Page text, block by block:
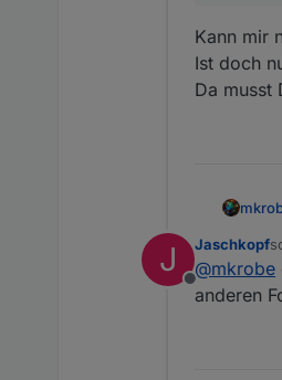
Kann mir
Ist doch
Da musst
J
Offline
Jaschkopf
@mkrobe
anderen